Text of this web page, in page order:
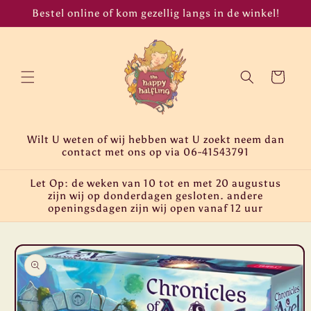
naar de
content
Bestel online of kom gezellig langs in de winkel!
Winkelwagen
Wilt U weten of wij hebben wat U zoekt neem dan
contact met ons op via 06-41543791
Let Op: de weken van 10 tot en met 20 augustus
zijn wij op donderdagen gesloten. andere
openingsdagen zijn wij open vanaf 12 uur
direct naar